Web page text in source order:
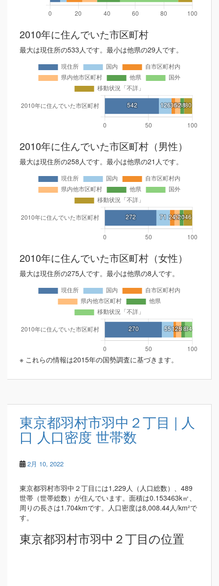
2010年に住んでいた市区町村
最大は現住所の533人です。最小は他県の29人です。
2010年に住んでいた市区町村（男性）
最大は現住所の258人です。最小は他県の21人です。
2010年に住んでいた市区町村（女性）
最大は現住所の275人です。最小は他県の8人です。
※ これらの情報は2015年の国勢調査に基づきます。
東京都羽村市羽中２丁目 | 人
口 人口密度 世帯数
2月 10, 2022
東京都羽村市羽中２丁目には1,229人（人口総数）、489
世帯（世帯総数）が住んでいます。面積は0.153463k㎡、
周りの長さは1.704kmです。人口密度は8,008.44人/km²で
す。
東京都羽村市羽中２丁目の位置